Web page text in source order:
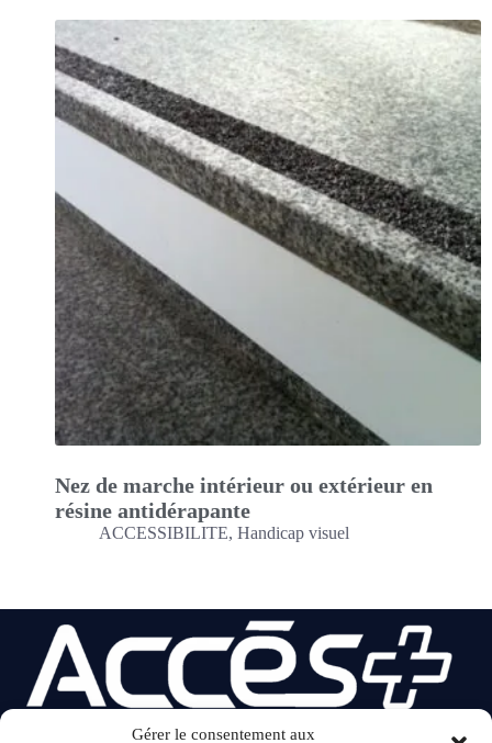
Gérer le consentement aux
Nez de marche intérieur ou extérieur en
résine antidérapante
ACCESSIBILITE, Handicap visuel